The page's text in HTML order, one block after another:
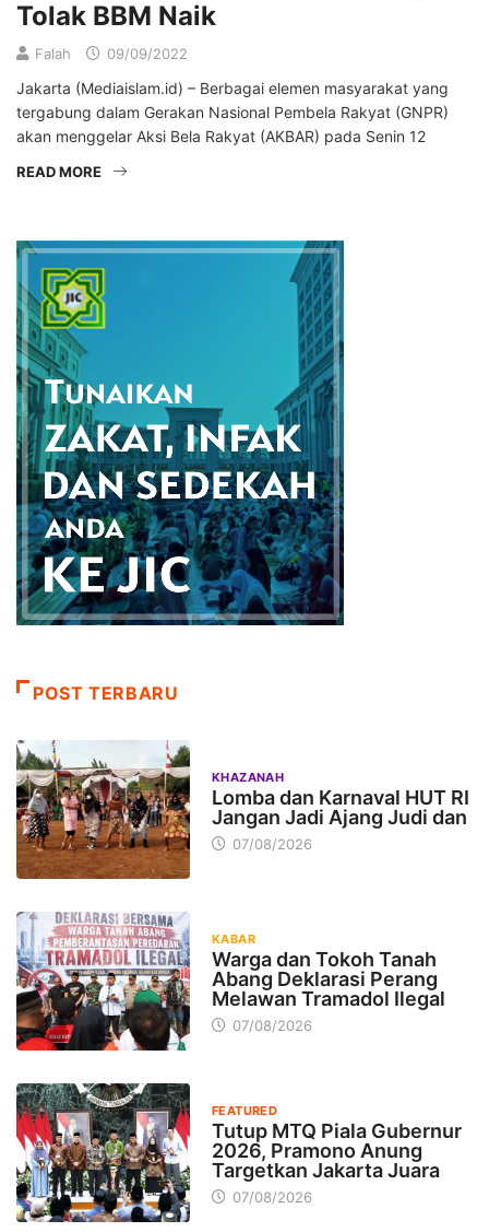
Tolak BBM Naik
Falah 09/09/2022
Jakarta (Mediaislam.id) – Berbagai elemen masyarakat yang
tergabung dalam Gerakan Nasional Pembela Rakyat (GNPR)
akan menggelar Aksi Bela Rakyat (AKBAR) pada Senin 12
READ MORE
POST TERBARU
KHAZANAH
Lomba dan Karnaval HUT RI
Jangan Jadi Ajang Judi dan
07/08/2026
KABAR
Warga dan Tokoh Tanah
Abang Deklarasi Perang
Melawan Tramadol Ilegal
07/08/2026
FEATURED
Tutup MTQ Piala Gubernur
2026, Pramono Anung
Targetkan Jakarta Juara
07/08/2026